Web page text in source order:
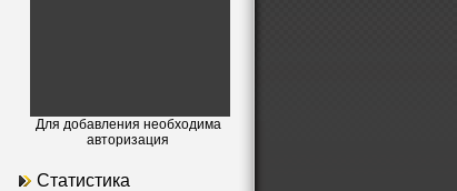
Для добавления необходима
авторизация
Статистика